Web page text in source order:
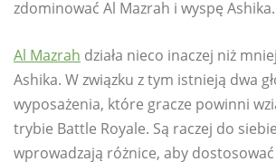
zdominować Al Mazrah i wyspę Ashika.
Al Mazrah działa nieco inaczej niż
Ashika. W związku z tym istnieją dwa
wyposażenia, które gracze powinni
trybie Battle Royale. Są raczej do
wprowadzają różnice, aby